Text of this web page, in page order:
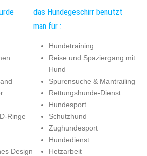
Ringe
Design
das Hundegeschirr benutzt
man für :
Hundetraining
Reise und Spaziergang mit
Hund
Spurensuche & Mantrailing
Rettungshunde-Dienst
Hundesport
Schutzhund
Zughundesport
Hundedienst
Hetzarbeit